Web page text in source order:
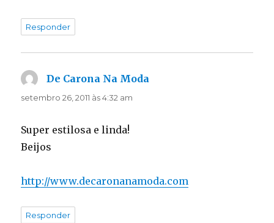
Responder
De Carona Na Moda
setembro 26, 2011 às 4:32 am
Super estilosa e linda!
Beijos
http://www.decaronanamoda.com
Responder